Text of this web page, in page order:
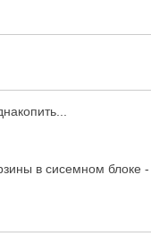
в сисемном блоке -